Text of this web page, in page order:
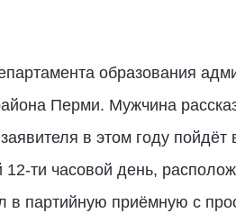
образования
Перми. Мужчина
в этом году пойдёт
ти часовой день,
партийную приёмную с